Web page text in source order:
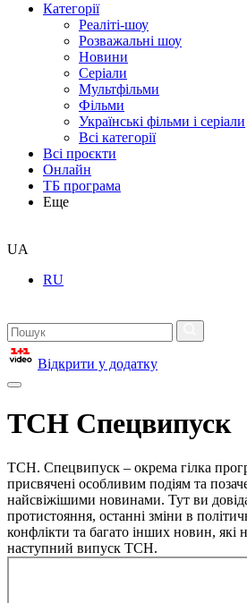
Категорії
Реаліті-шоу
Розважальні шоу
Новини
Серіали
Мультфільми
Фільми
Українські фільми і серіали
Всі категорії
Всі проєкти
Онлайн
ТБ програма
Еще
UA
RU
Відкрити у додатку
ТСН Спецвипуск
ТСН. Спецвипуск – окрема гілка
присвячені особливим подіям та
найсвіжішими новинами. Тут ви
протистояння, останні зміни в
конфлікти та багато інших новин, які
наступний випуск ТСН.